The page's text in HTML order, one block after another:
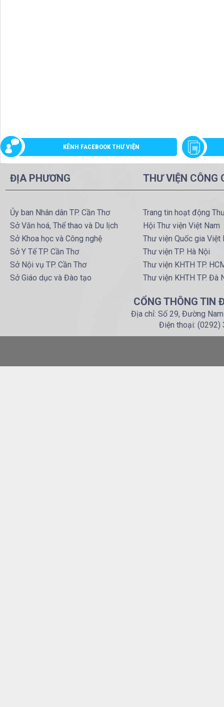
KÊNH FACEBOOK THƯ VIỆN
ĐỊA PHƯƠNG
Ủy ban Nhân dân TP. Cần Thơ
Sở Văn hoá, Thể thao và Du lịch
Sở Khoa học và Công nghệ
Sở Y Tế TP. Cần Thơ
Sở Nội vụ TP. Cần Thơ
Sở Giáo dục và Đào tạo
THƯ VIỆN CÔNG
Trang tin hoạt động
Hội Thư viện Việt Nam
Thư viện Quốc gia Việt
Thư viện TP. Hà Nội
Thư viện KHTH TP.
Thư viện KHTH TP. Đà
CỔNG THÔNG TIN
Địa chỉ: Số 29, Đường
Điện thoại: (0292)